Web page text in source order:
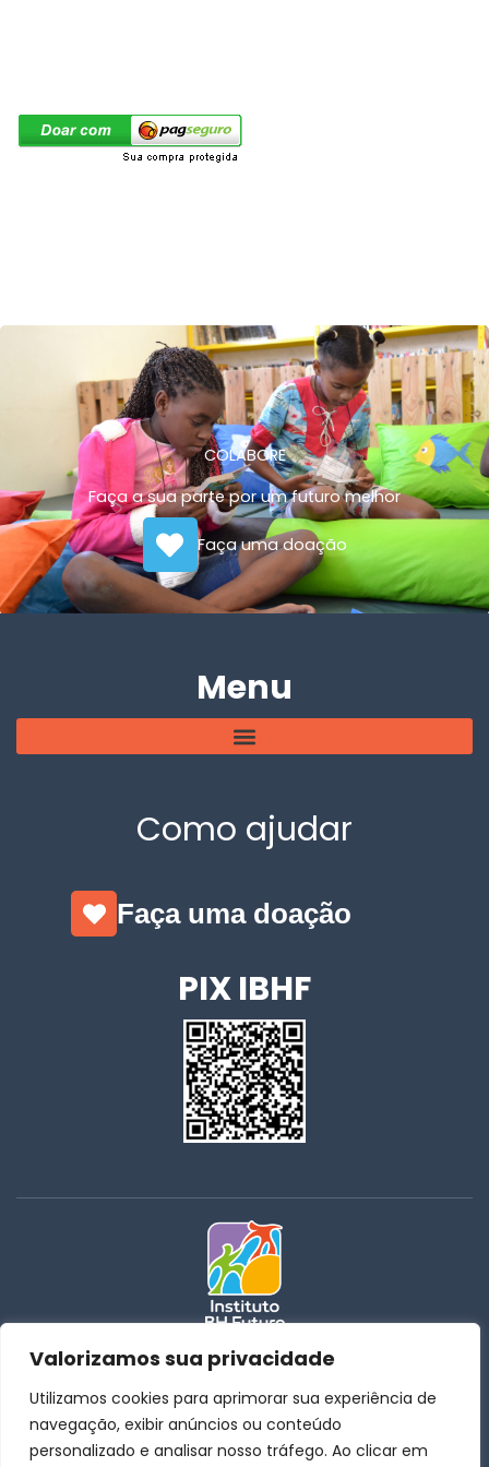
Valorizamos sua privacidade
Utilizamos cookies para aprimorar sua experiência de
navegação, exibir anúncios ou conteúdo
personalizado e analisar nosso tráfego. Ao clicar em
COLABORE
Faça a sua parte por um futuro melhor
Faça uma doação
Menu
Como ajudar
Faça uma doação
PIX IBHF
31 | 3259-4015
31 | 3259-3885
coordenacao@institutobhfuturo.com.br